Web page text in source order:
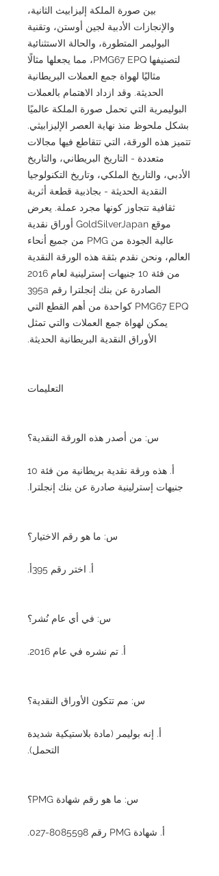
بين صورة الملكة إليزابيث الثانية،
والإنجازات الأدبية لجين أوستن، وتقنية
البوليمر المتطورة، والحالة الاستثنائية
لتصنيفها PMG67 EPQ، مما يجعلها مثالًا
مثاليًا لهواة جمع العملات البريطانية
الحديثة. وقد ازداد الاهتمام بالعملات
البوليمرية التي تحمل صورة الملكة عالميًا
بشكل ملحوظ منذ نهاية العصر الإليزابيثي.
تتميز هذه الورقة، التي تتقاطع فيها مجالات
متعددة - التاريخ البريطاني، والتاريخ
الأدبي، والتاريخ الملكي، وتاريخ التكنولوجيا
النقدية الحديثة - بجاذبية قطعة أثرية
ثقافية تتجاوز كونها مجرد عملة. يعرض
موقع GoldSilverJapan أوراق نقدية
عالية الجودة من PMG من جميع أنحاء
العالم، ونحن نقدم بثقة هذه الورقة النقدية
من فئة 10 جنيهات إسترلينية لعام 2016
الصادرة عن بنك إنجلترا رقم 395a
PMG67 EPQ كواحدة من أهم القطع التي
يمكن لهواة جمع العملات والتي تمثل
الأوراق النقدية البريطانية الحديثة.
التعليمات
س: من أصدر هذه الورقة النقدية؟
أ. هذه ورقة نقدية بريطانية من فئة 10
جنيهات إسترلينية صادرة عن بنك إنجلترا.
س: ما هو رقم الاختيار؟
أ. اختر رقم 395أ.
س: في أي عام نُشر؟
أ. تم نشره في عام 2016.
س: مم تتكون الأوراق النقدية؟
أ. إنه بوليمر (مادة بلاستيكية شديدة
التحمل).
س: ما هو رقم شهادة PMG؟
أ. شهادة PMG رقم 8085598-027.